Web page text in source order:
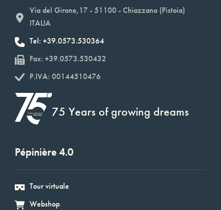
Via del Girone,17 - 51100 - Chiazzano (Pistoia)
ITALIA
Tel: +39.0573.530364
Fax: +39.0573.530432
P.IVA: 00144510476
75 Years of growing dreams
Pépinière 4.0
Tour virtuale
Webshop